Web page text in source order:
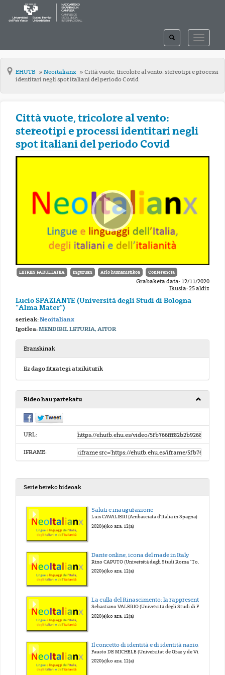
TOGGLE
TOGGLE
SEARCH
EHUTB Neoitalianx
Città vuote, tricolore al vento: stereotipi e processi
identitari negli spot italiani del periodo Covid
Città vuote, tricolore al vento:
stereotipi e processi identitari negli
spot italiani del periodo Covid
LETREN FAKULTATEA Inguruan Arlo humanistikoa Conferencia
Grabaketa data: 12/11/2020
Ikusia: 25 aldiz
Lucio SPAZIANTE (Università degli Studi di Bologna
“Alma Mater”)
serieak:Neoitalianx
Igorlea:MENDIBIL LETURIA, AITOR
Eranskinak
Ez dago fitxategi atxikiturik
Bideo hau partekatu
URL:
IFRAME:
Serie bereko bideoak
Saluti e inaugurazione
Luis CAVALIERI (Ambasciata d’Italia in Spagna)
2020(e)ko aza. 12(a)
Dante online, icona del made in Italy
Rino CAPUTO (Università degli Studi Roma “Tor Vergata”)
2020(e)ko aza. 12(a)
2020(e)ko aza. 12(a)
Fausto DE MICHELE (Universitat de Graz y de Viena)
2020(e)ko aza. 12(a)